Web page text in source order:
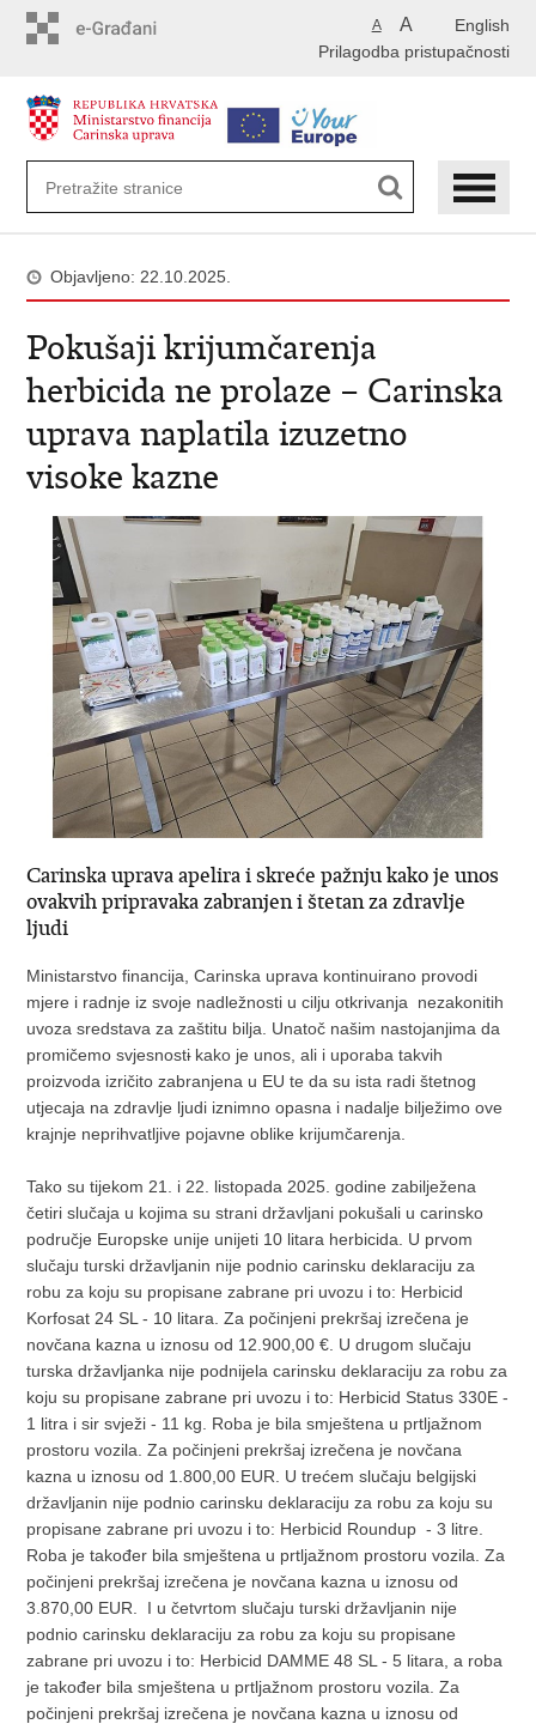
English
A A
Prilagodba pristupačnosti
Objavljeno: 22.10.2025.
Pokušaji krijumčarenja
herbicida ne prolaze – Carinska
uprava naplatila izuzetno
visoke kazne
Carinska uprava apelira i skreće pažnju kako je unos
ovakvih pripravaka zabranjen i štetan za zdravlje
ljudi
Ministarstvo financija, Carinska uprava kontinuirano provodi
mjere i radnje iz svoje nadležnosti u cilju otkrivanja nezakonitih
uvoza sredstava za zaštitu bilja. Unatoč našim nastojanjima da
promičemo svjesnostikako je unos, ali i uporaba takvih
proizvoda izričito zabranjena u EU te da su ista radi štetnog
utjecaja na zdravlje ljudi iznimno opasna i nadalje bilježimo ove
krajnje neprihvatljive pojavne oblike krijumčarenja.
Tako su tijekom 21. i 22. listopada 2025. godine zabilježena
četiri slučaja u kojima su strani državljani pokušali u carinsko
područje Europske unije unijeti 10 litara herbicida. U prvom
slučaju turski državljanin nije podnio carinsku deklaraciju za
robu za koju su propisane zabrane pri uvozu i to: Herbicid
Korfosat 24 SL - 10 litara. Za počinjeni prekršaj izrečena je
novčana kazna u iznosu od 12.900,00 €. U drugom slučaju
turska državljanka nije podnijela carinsku deklaraciju za robu za
koju su propisane zabrane pri uvozu i to: Herbicid Status 330E -
1 litra i sir svježi - 11 kg. Roba je bila smještena u prtljažnom
prostoru vozila. Za počinjeni prekršaj izrečena je novčana
kazna u iznosu od 1.800,00 EUR. U trećem slučaju belgijski
državljanin nije podnio carinsku deklaraciju za robu za koju su
propisane zabrane pri uvozu i to: Herbicid Roundup - 3 litre.
Roba je također bila smještena u prtljažnom prostoru vozila. Za
počinjeni prekršaj izrečena je novčana kazna u iznosu od
3.870,00 EUR. I u četvrtom slučaju turski državljanin nije
podnio carinsku deklaraciju za robu za koju su propisane
zabrane pri uvozu i to: Herbicid DAMME 48 SL - 5 litara, a roba
je također bila smještena u prtljažnom prostoru vozila. Za
počinjeni prekršaj izrečena je novčana kazna u iznosu od